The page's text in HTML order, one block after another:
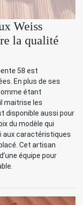
Weiss
la qualité
58 est
En plus de ses
étant
maitrise les
disponible aussi pour
du modèle qui
aux caractéristiques
Cet artisan
équipe pour